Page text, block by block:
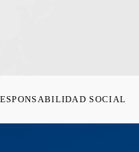
SOCIAL